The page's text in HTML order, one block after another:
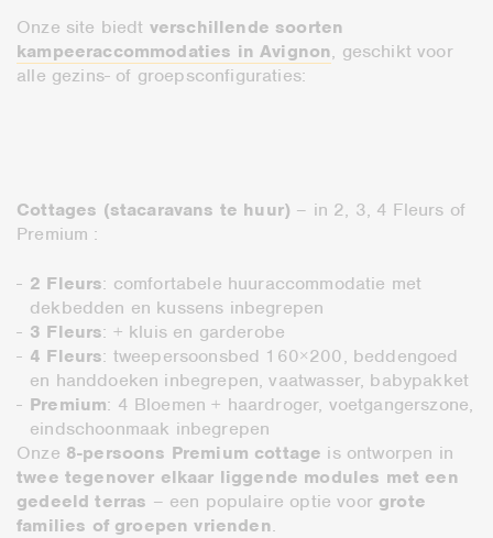
Onze site biedt verschillende soorten
kampeeraccommodaties in Avignon, geschikt voor
alle gezins- of groepsconfiguraties:
Cottages (stacaravans te huur) – in 2, 3, 4 Fleurs of
Premium :
2 Fleurs: comfortabele huuraccommodatie met
dekbedden en kussens inbegrepen
3 Fleurs: + kluis en garderobe
4 Fleurs: tweepersoonsbed 160×200, beddengoed
en handdoeken inbegrepen, vaatwasser, babypakket
Premium: 4 Bloemen + haardroger, voetgangerszone,
eindschoonmaak inbegrepen
Onze 8-persoons Premium cottage is ontworpen in
twee tegenover elkaar liggende modules met een
gedeeld terras – een populaire optie voor grote
families of groepen vrienden.